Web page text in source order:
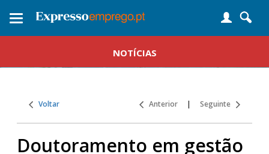
Toggle
NOTÍCIAS
Voltar Anterior | Seguinte
Doutoramento em gestão